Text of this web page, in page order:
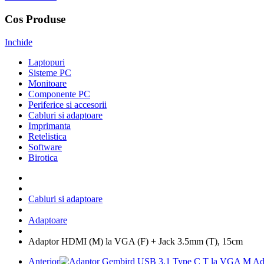
Cos Produse
Inchide
Laptopuri
Sisteme PC
Monitoare
Componente PC
Periferice si accesorii
Cabluri si adaptoare
Imprimanta
Retelistica
Software
Birotica
Cabluri si adaptoare
Adaptoare
Adaptor HDMI (M) la VGA (F) + Jack 3.5mm (T), 15cm
Anterior